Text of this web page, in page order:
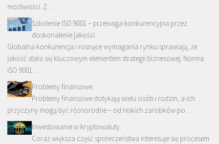
możliwości. Z …
Szkolenie ISO 9001 – przewaga konkurencyjna przez
doskonalenie jakości
Globalna konkurencja i rosnące wymagania rynku sprawiają, że
jakość stała się kluczowym elementem strategii biznesowej. Norma
ISO 9001 …
Problemy finansowe.
Problemy finansowe dotykają wielu osób i rodzin, a ich
przyczyny mogą być różnorodne – od niskich zarobków po …
Inwestowanie w kryptowaluty.
Coraz większa część społeczeństwa interesuje się procesem